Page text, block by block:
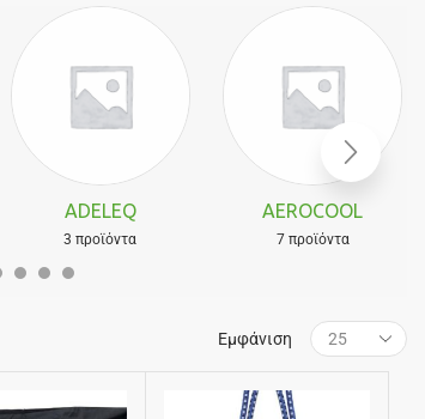
ADELEQ
3 προϊόντα
AEROCOOL
7 προϊόντα
Εμφάνιση